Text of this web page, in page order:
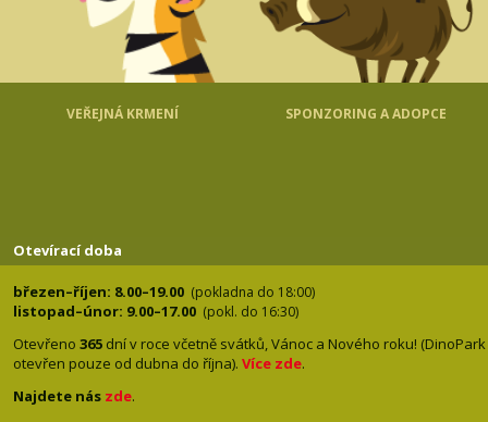
VEŘEJNÁ KRMENÍ SPONZORING A ADOPCE
Otevírací doba
březen–říjen: 8.00–19.00 (pokladna do 18:00)
listopad–únor: 9.00–17.00 (pokl. do 16:30)
Otevřeno 365 dní v roce včetně svátků, Vánoc a Nového roku! (DinoPark
otevřen pouze od dubna do října). Více zde.
Najdete nás zde.